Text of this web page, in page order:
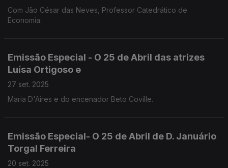
Com Jão César das Neves, Professor Catedrático de
Economia.
Emissão Especial - O 25 de Abril das atrizes
Luísa Ortigoso e
27 set. 2025
Maria D'Aires e do encenador Beto Coville.
Emissão Especial- O 25 de Abril de D. Januário
Torgal Ferreira
20 set. 2025